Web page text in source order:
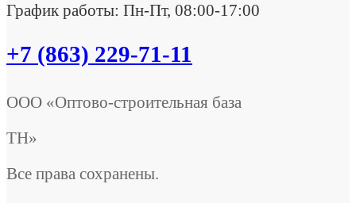
График работы: Пн-Пт, 08:00-17:00
+7 (863) 229-71-11
ООО «Оптово-строительная база
ТН»
Все права сохранены.